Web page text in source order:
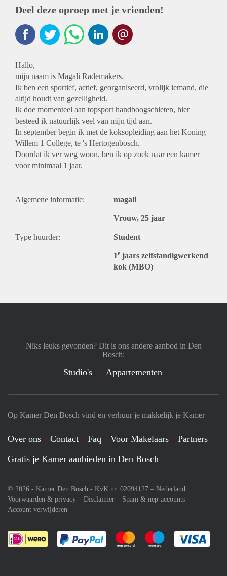
Deel deze oproep met je vrienden!
Hallo,
mijn naam is Magali Rademakers.
Ik ben een sportief, actief, georganiseerd, vrolijk iemand, die
altijd houdt van gezelligheid.
Ik doe momenteel aan topsport handboogschieten, hier
besteed ik natuurlijk veel van mijn tijd aan.
In september begin ik met de koksopleiding aan het Koning
Willem 1 College, te 's Hertogenbosch.
Doordat ik ver weg woon, ben ik op zoek naar een kamer
voor minimaal 1 jaar.
Algemene informatie: magali
Vrouw, 25 jaar
Type huurder: Student
1e jaars zelfstandigwerkend
kok (MBO)
Op Kamer Den Bosch vind en verhuur je makkelijk je Kamer
Over ons Contact Faq Voor Makelaars
Partners
Gratis je Kamer aanbieden in Den Bosch
© 2026 - Kamer Den Bosch - KvK nr. 02094127 – Nederland
Voorwaarden & privacy
Disclaimer
Spam & nep-accounts
Account verwijderen
Je rekent gemakkelijk af met Paypal
Je rekent gemakkelijk af met
Je rekent
Niks leuks gevonden? Dit is ons andere aanbod in Den
Bosch:
Studio's Appartementen